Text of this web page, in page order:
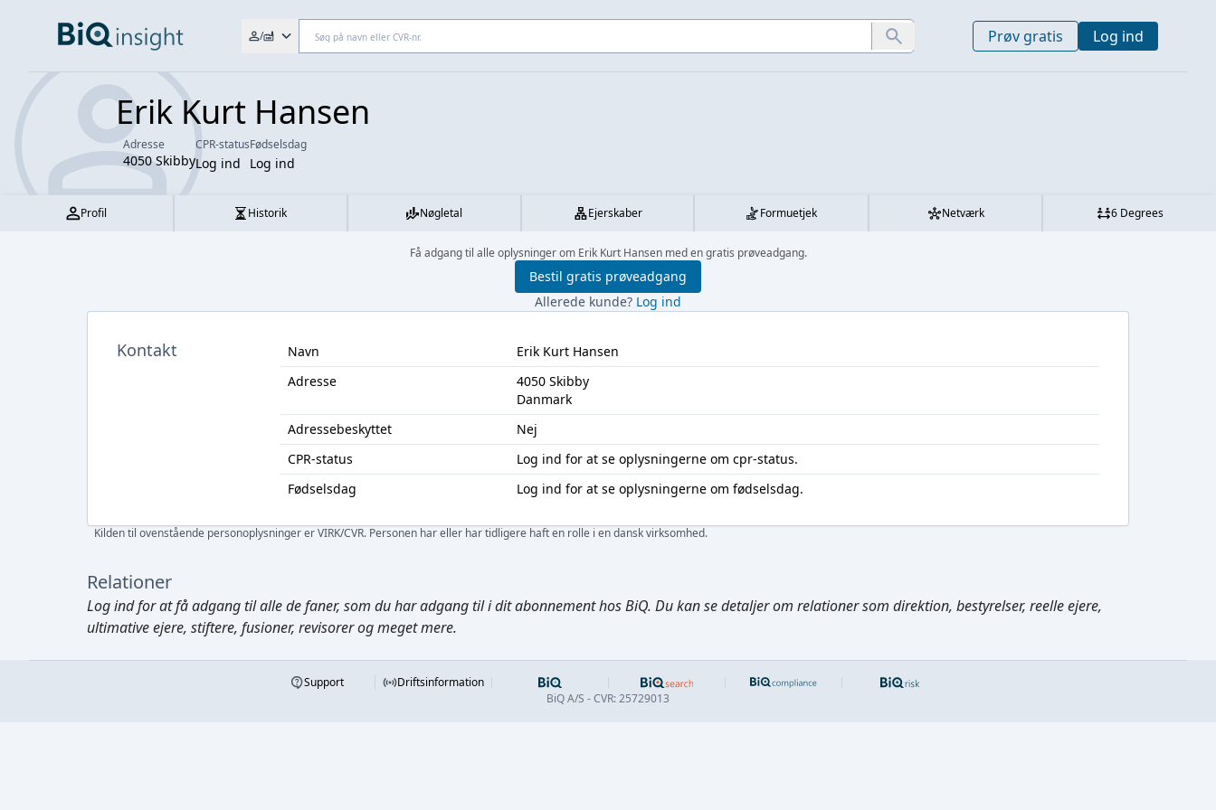
/ Prøv gratis Log ind
Erik Kurt Hansen
Adresse
4050 Skibby
CPR-status
Log ind
Fødselsdag
Log ind
Profil Historik Nøgletal Ejerskaber Formuetjek Netværk 6 Degrees
Få adgang til alle oplysninger om Erik Kurt Hansen med en gratis prøveadgang.
Bestil gratis prøveadgang
Allerede kunde? Log ind
Kontakt Navn
Erik Kurt Hansen
Adresse
4050 Skibby
Danmark
Adressebeskyttet
Nej
CPR-status
Log ind for at se oplysningerne om cpr-status.
Fødselsdag
Log ind for at se oplysningerne om fødselsdag.
Kilden til ovenstående personoplysninger er VIRK/CVR. Personen har eller har tidligere haft en rolle i en dansk virksomhed.
Relationer
Log indfor at få adgang til alle de faner, som du har adgang til i dit abonnement hos BiQ. Du kan se detaljer om relationer som direktion, bestyrelser, reelle ejere,
ultimative ejere, stiftere, fusioner, revisorer og meget mere.
Support
Driftsinformation
BiQ A/S - CVR: 25729013